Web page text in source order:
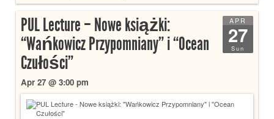
APR
27
Sun
PUL Lecture – Nowe książki:
“Wańkowicz Przypomniany” i “Ocean
Czułości”
Apr 27 @ 3:00 pm